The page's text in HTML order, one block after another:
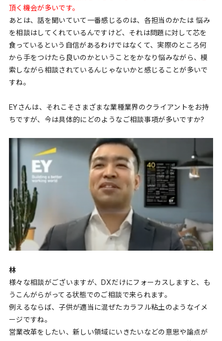
頂く機会が多いです。
あとは、話を聞いていて一番感じるのは、各担当のかたは 悩み
を相談はしてくれているんですけど、それは問題に対して芯を
食っているという自信があるわけではなくて、実際のところ何
から手をつけたら良いのかということをかなり悩みながら、模
索しながら相談されているんじゃないかと感じることが多いで
すね。
EYさんは、それこそさまざまな業種業界のクライアントをお持
ちですが、今は具体的にどのようなご相談事項が多いですか?
林
様々な相談がございますが、DXだけにフォーカスしますと、も
うこんがらがってる状態でのご相談で来られます。
例えるならば、子供が適当に混ぜたカラフル粘土のようなイメ
ージですね。
営業改革をしたい、新しい領域にいきたいなどの意思や論点が